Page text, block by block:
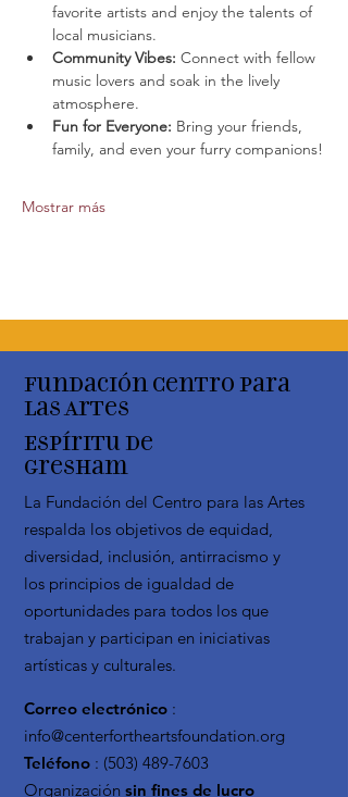
favorite artists and enjoy the talents of
local musicians.
Community Vibes: Connect with fellow
music lovers and soak in the lively
atmosphere.
Fun for Everyone: Bring your friends,
family, and even your furry companions!
Mostrar más
Fundación Centro para
las Artes
Espíritu de
Gresham
La Fundación del Centro para las Artes
respalda los objetivos de equidad,
diversidad, inclusión, antirracismo y
los principios de igualdad de
oportunidades para todos los que
trabajan y participan en iniciativas
artísticas y culturales.
Correo electrónico :
info@centerfortheartsfoundation.org
Teléfono : (503) 489-7603
Organización sin fines de lucro